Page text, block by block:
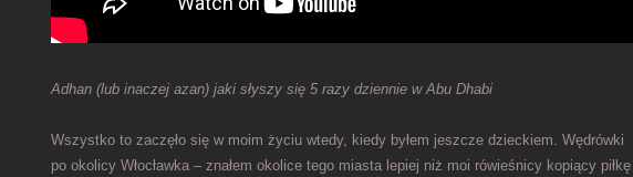
Adhan (lub inaczej azan) jaki słyszy się 5 razy dziennie w Abu Dhabi
Wszystko to zaczęło się w moim życiu wtedy, kiedy byłem jeszcze dzieckiem. Wędrówki
po okolicy Włocławka – znałem okolice tego miasta lepiej niż moi rówieśnicy kopiący piłkę